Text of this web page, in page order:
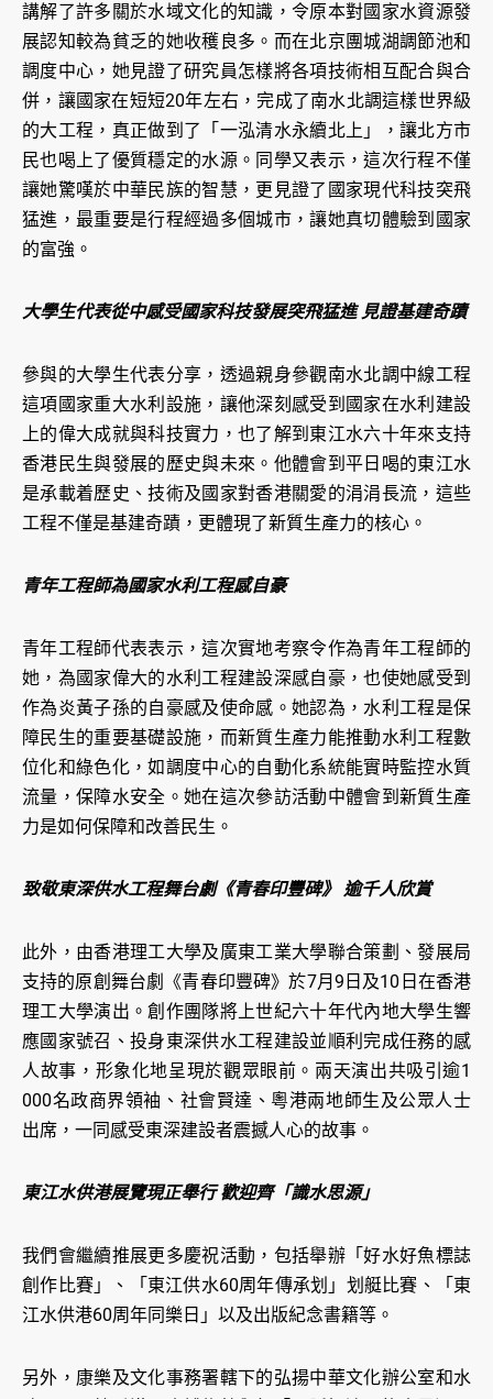
講解了許多關於水域文化的知識，令原本對國家水資源發
展認知較為貧乏的她收穫良多。而在北京團城湖調節池和
調度中心，她見證了研究員怎樣將各項技術相互配合與合
併，讓國家在短短20年左右，完成了南水北調這樣世界級
的大工程，真正做到了「一泓清水永續北上」，讓北方市
民也喝上了優質穩定的水源。同學又表示，這次行程不僅
讓她驚嘆於中華民族的智慧，更見證了國家現代科技突飛
猛進，最重要是行程經過多個城市，讓她真切體驗到國家
的富強。
大學生代表從中感受國家科技發展突飛猛進 見證基建奇蹟
參與的大學生代表分享，透過親身參觀南水北調中線工程
這項國家重大水利設施，讓他深刻感受到國家在水利建設
上的偉大成就與科技實力，也了解到東江水六十年來支持
香港民生與發展的歷史與未來。他體會到平日喝的東江水
是承載着歷史、技術及國家對香港關愛的涓涓長流，這些
工程不僅是基建奇蹟，更體現了新質生產力的核心。
青年工程師為國家水利工程感自豪
青年工程師代表表示，這次實地考察令作為青年工程師的
她，為國家偉大的水利工程建設深感自豪，也使她感受到
作為炎黃子孫的自豪感及使命感。她認為，水利工程是保
障民生的重要基礎設施，而新質生產力能推動水利工程數
位化和綠色化，如調度中心的自動化系統能實時監控水質
流量，保障水安全。她在這次參訪活動中體會到新質生產
力是如何保障和改善民生。
致敬東深供水工程舞台劇《青春印豐碑》 逾千人欣賞
此外，由香港理工大學及廣東工業大學聯合策劃、發展局
支持的原創舞台劇《青春印豐碑》於7月9日及10日在香港
理工大學演出。創作團隊將上世紀六十年代內地大學生響
應國家號召、投身東深供水工程建設並順利完成任務的感
人故事，形象化地呈現於觀眾眼前。兩天演出共吸引逾1
000名政商界領袖、社會賢達、粵港兩地師生及公眾人士
出席，一同感受東深建設者震撼人心的故事。
東江水供港展覽現正舉行 歡迎齊「識水思源」
我們會繼續推展更多慶祝活動，包括舉辦「好水好魚標誌
創作比賽」、「東江供水60周年傳承划」划艇比賽、「東
江水供港60周年同樂日」以及出版紀念書籍等。
另外，康樂及文化事務署轄下的弘揚中華文化辦公室和水